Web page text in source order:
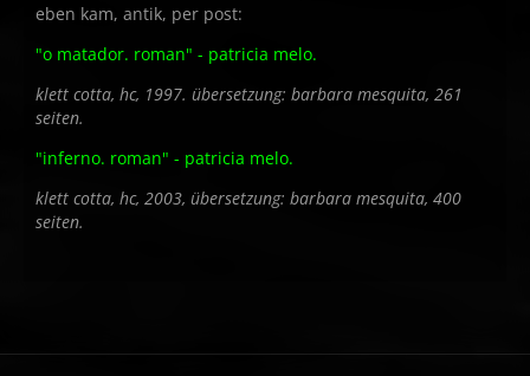
eben kam, antik, per post:
"o matador. roman" - patricia melo.
klett cotta, hc, 1997. übersetzung: barbara mesquita, 261
seiten.
"inferno. roman" - patricia melo.
klett cotta, hc, 2003, übersetzung: barbara mesquita, 400
seiten.